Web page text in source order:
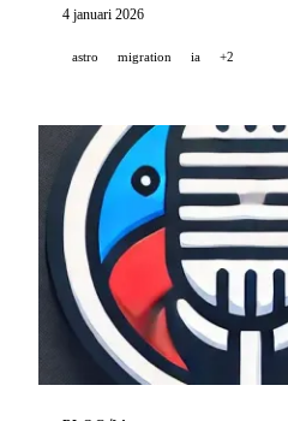
4 januari 2026
astro migration ia +2